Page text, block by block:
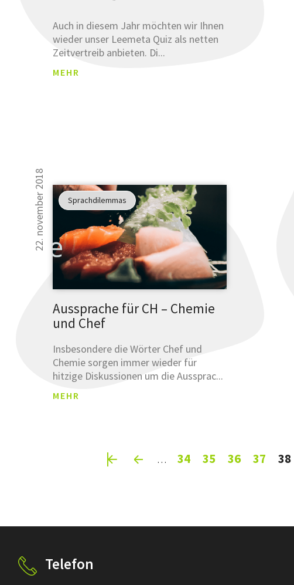
Auch in diesem Jahr möchten wir Ihnen
wieder unser Leemeta Quiz als netten
Zeitvertreib anbieten. Di...
MEHR
22. november 2018 Sprachdilemmas
Aussprache für CH – Chemie
und Chef
Insbesondere die Wörter Chef und
Chemie sorgen immer wieder für
hitzige Diskussionen um die Aussprac...
MEHR
… 34 35 36 37 38
Telefon